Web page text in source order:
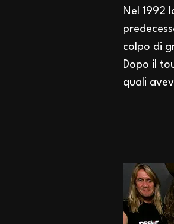
Nel 1992
colpo di
Dopo il
quali